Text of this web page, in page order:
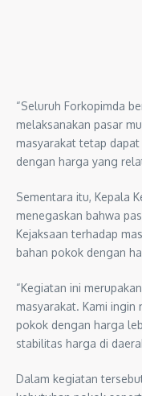
“Seluruh Forkopimda
melaksanakan pasar
masyarakat tetap
dengan harga yang
Sementara itu, Kepala
menegaskan bahwa
Kejaksaan terhadap
bahan pokok dengan
“Kegiatan ini
masyarakat. Kami ingin
pokok dengan harga
stabilitas harga di
Dalam kegiatan